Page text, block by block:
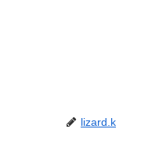
lizard.k